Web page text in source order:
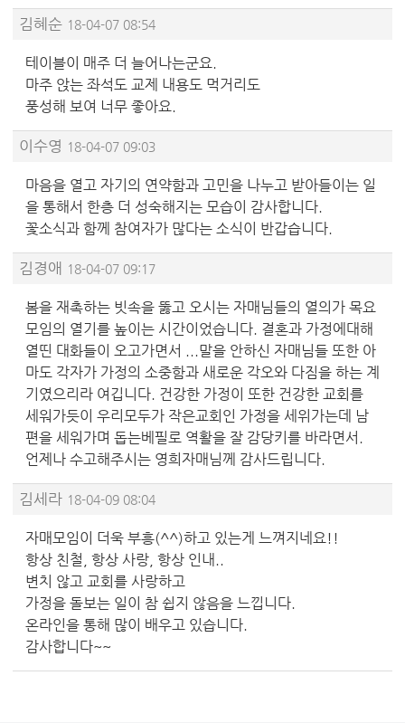
김혜순 18-04-07 08:54
테이블이 매주 더 늘어나는군요.
마주 앉는 좌석도 교제 내용도 먹거리도
풍성해 보여 너무 좋아요.
이수영 18-04-07 09:03
마음을 열고 자기의 연약함과 고민을 나누고 받아들이는 일
을 통해서 한층 더 성숙해지는 모습이 감사합니다.
꽃소식과 함께 참여자가 많다는 소식이 반갑습니다.
김경애 18-04-07 09:17
봄을 재촉하는 빗속을 뚫고 오시는 자매님들의 열의가 목요
모임의 열기를 높이는 시간이었습니다. 결혼과 가정에대해
열띤 대화들이 오고가면서 ...말을 안하신 자매님들 또한 아
마도 각자가 가정의 소중함과 새로운 각오와 다짐을 하는 계
기였으리라 여깁니다. 건강한 가정이 또한 건강한 교회를
세워가듯이 우리모두가 작은교회인 가정을 세위가는데 남
편을 세워가며 돕는베필로 역활을 잘 감당키를 바라면서.
언제나 수고해주시는 영희자매님께 감사드립니다.
김세라 18-04-09 08:04
자매모임이 더욱 부흥(^^)하고 있는게 느껴지네요!!
항상 친철, 항상 사랑, 항상 인내..
변치 않고 교회를 사랑하고
가정을 돌보는 일이 참 쉽지 않음을 느낍니다.
온라인을 통해 많이 배우고 있습니다.
감사합니다~~